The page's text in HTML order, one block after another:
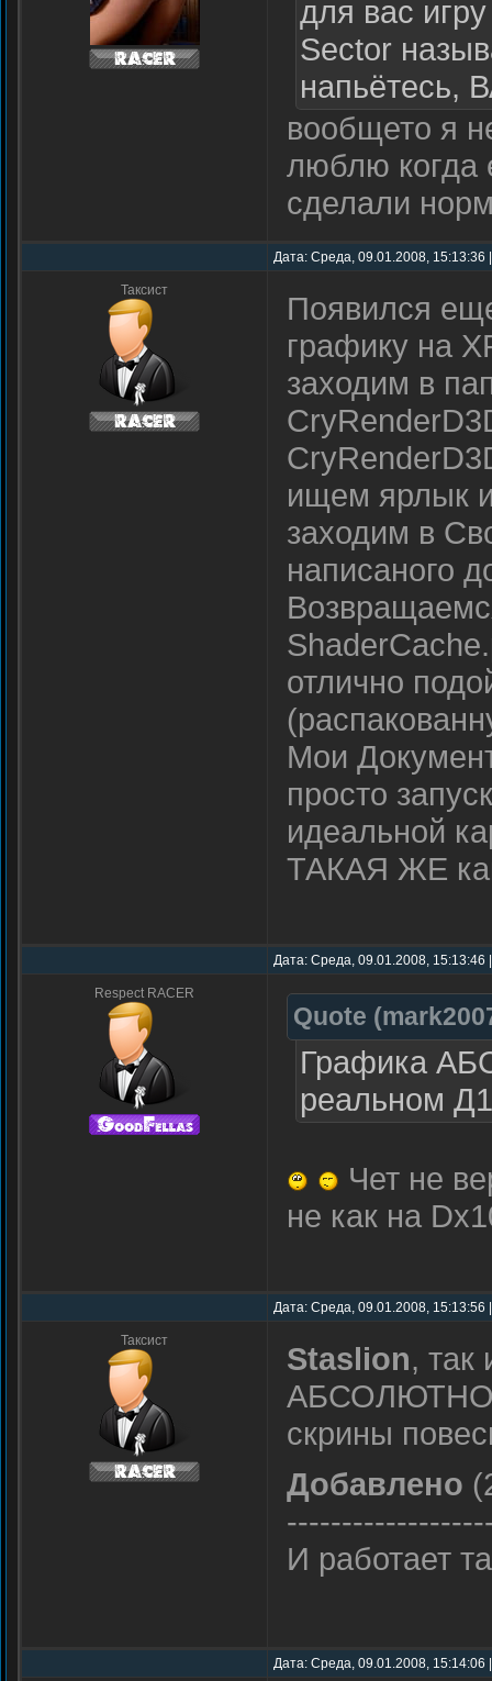
для вас
Sector
вообщето я
люблю когда
сделали
Дата: Среда, 09.01.2008,
Таксист
Появился
графику на
заходим в
ищем ярлык
заходим в
написаного
отлично
Мои
просто
идеальной
ТАКАЯ ЖЕ
Дата: Среда, 09.01.2008,
Respect RACER
Quote (
Графика
реальном
Чет не
не как на
Дата: Среда, 09.01.2008,
Таксист Staslion, так
АБСОЛЮТНО
скрины
Добавлено
И работает
Дата: Среда, 09.01.2008,